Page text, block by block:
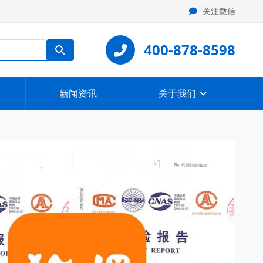
关注微信
400-878-8598
新闻资讯 关于我们